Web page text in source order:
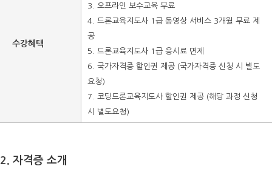
수강혜택
3. 오프라인 보수교육 무료
4. 드론교육지도사 1급 동영상 서비스 3개월 무료 제
공
5. 드론교육지도사 1급 응시료 면제
6. 국가자격증 할인권 제공 (국가자격증 신청 시 별도
요청)
7. 코딩드론교육지도사 할인권 제공 (해당 과정 신청
시 별도요청)
2. 자격증 소개